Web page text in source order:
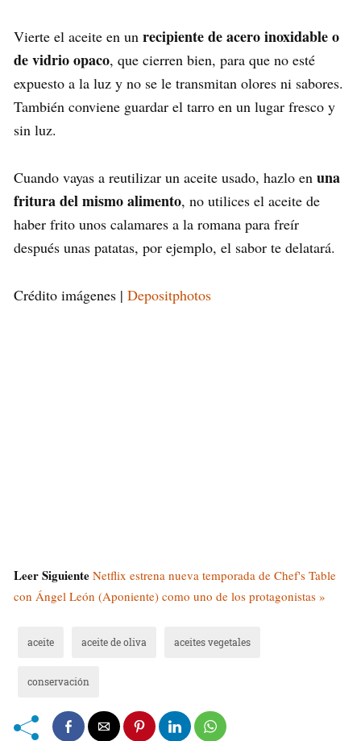
Vierte el aceite en un recipiente de acero inoxidable o
de vidrio opaco, que cierren bien, para que no esté
expuesto a la luz y no se le transmitan olores ni sabores.
También conviene guardar el tarro en un lugar fresco y
sin luz.
Cuando vayas a reutilizar un aceite usado, hazlo en una
fritura del mismo alimento, no utilices el aceite de
haber frito unos calamares a la romana para freír
después unas patatas, por ejemplo, el sabor te delatará.
Crédito imágenes | Depositphotos
Leer Siguiente Netflix estrena nueva temporada de Chef's Table
con Ángel León (Aponiente) como uno de los protagonistas »
aceite aceite de oliva aceites vegetales
conservación